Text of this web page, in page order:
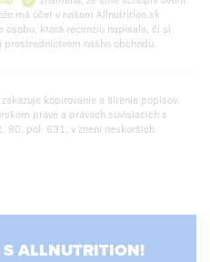
má účet v našom Allnutrition.sk
osobu, ktorá recenziu napísala, či si
nášho obchodu.
kopírovanie a šírenie popisov.
práve a právach súvisiacich s
90, pol. 631, v znení neskorších
ALLNUTRITION!